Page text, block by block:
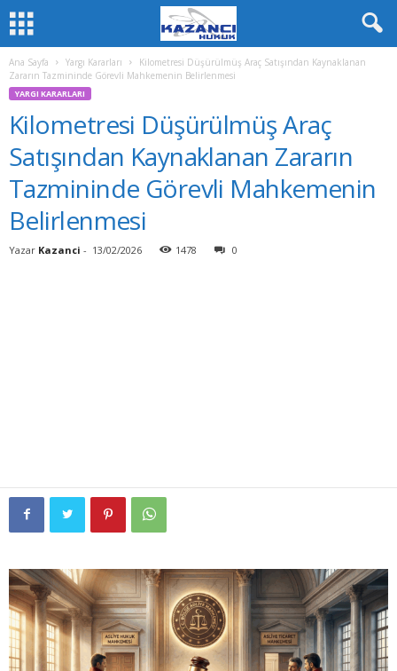
Ana Sayfa Yargı Kararları
Kilometresi Düşürülmüş Araç Satışından Kaynaklanan
Zararın Tazmininde Görevli Mahkemenin Belirlenmesi
YARGI KARARLARI
Kilometresi Düşürülmüş Araç
Satışından Kaynaklanan Zararın
Tazmininde Görevli Mahkemenin
Belirlenmesi
Yazar Kazanci - 13/02/2026 1478 0